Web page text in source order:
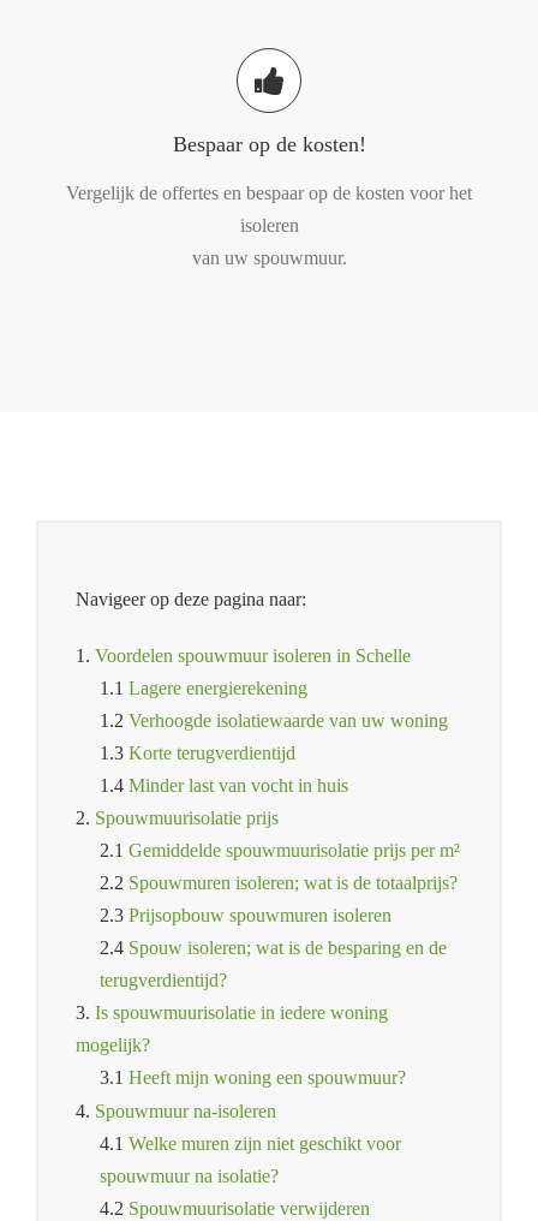
Bespaar op de kosten!
Vergelijk de offertes en bespaar op de kosten voor het
isoleren
van uw spouwmuur.
Navigeer op deze pagina naar:
1. Voordelen spouwmuur isoleren in Schelle
1.1 Lagere energierekening
1.2 Verhoogde isolatiewaarde van uw woning
1.3 Korte terugverdientijd
1.4 Minder last van vocht in huis
2. Spouwmuurisolatie prijs
2.1 Gemiddelde spouwmuurisolatie prijs per m²
2.2 Spouwmuren isoleren; wat is de totaalprijs?
2.3 Prijsopbouw spouwmuren isoleren
2.4 Spouw isoleren; wat is de besparing en de
terugverdientijd?
3. Is spouwmuurisolatie in iedere woning
mogelijk?
3.1 Heeft mijn woning een spouwmuur?
4. Spouwmuur na-isoleren
4.1 Welke muren zijn niet geschikt voor
spouwmuur na isolatie?
4.2 Spouwmuurisolatie verwijderen